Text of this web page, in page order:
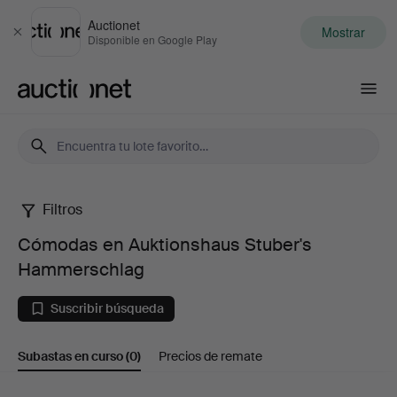
Cerrar
Auctionet
Disponible en Google Play Mostrar
Cómodas
en
Auktionshaus
Stuber's
Filtros
Cómodas en Auktionshaus Stuber's
Hammerschlag
Suscribir búsqueda
Subastas en curso(0) Precios de remate